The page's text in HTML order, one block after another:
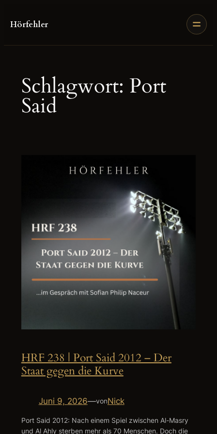
Inhalt
Hörfehler
Schlagwort: Port
Said
HRF 238 | Port Said 2012 – Der
Staat gegen die Kurve
Juni 9, 2026—vonNick
Port Said 2012: Nach einem Spiel zwischen Al-Masry
und Al Ahly sterben mehr als 70 Menschen. Doch die